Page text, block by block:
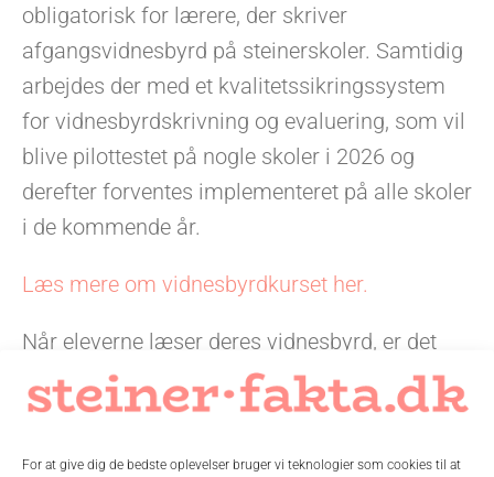
For at give dig de bedste oplevelser bruger vi teknologier som cookies til at
obligatorisk for lærere, der skriver
afgangsvidnesbyrd på steinerskoler. Samtidig
arbejdes der med et kvalitetssikringssystem
for vidnesbyrdskrivning og evaluering, som vil
blive pilottestet på nogle skoler i 2026 og
derefter forventes implementeret på alle skoler
i de kommende år.
Læs mere om vidnesbyrdkurset her.
Når eleverne læser deres vidnesbyrd, er det
vigtigt, at de kan genkende sig selv i de
beskrivelser, bedømmelser og vurderinger,